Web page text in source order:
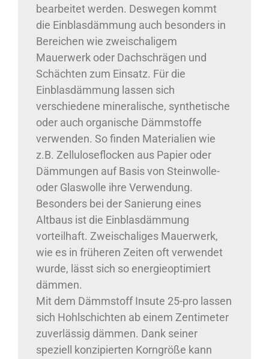
bearbeitet werden. Deswegen kommt
die Einblasdämmung auch besonders in
Bereichen wie zweischaligem
Mauerwerk oder Dachschrägen und
Schächten zum Einsatz. Für die
Einblasdämmung lassen sich
verschiedene mineralische, synthetische
oder auch organische Dämmstoffe
verwenden. So finden Materialien wie
z.B. Zelluloseflocken aus Papier oder
Dämmungen auf Basis von Steinwolle-
oder Glaswolle ihre Verwendung.
Besonders bei der Sanierung eines
Altbaus ist die Einblasdämmung
vorteilhaft. Zweischaliges Mauerwerk,
wie es in früheren Zeiten oft verwendet
wurde, lässt sich so energieoptimiert
dämmen.
Mit dem Dämmstoff Insute 25-pro lassen
sich Hohlschichten ab einem Zentimeter
zuverlässig dämmen. Dank seiner
speziell konzipierten Korngröße kann